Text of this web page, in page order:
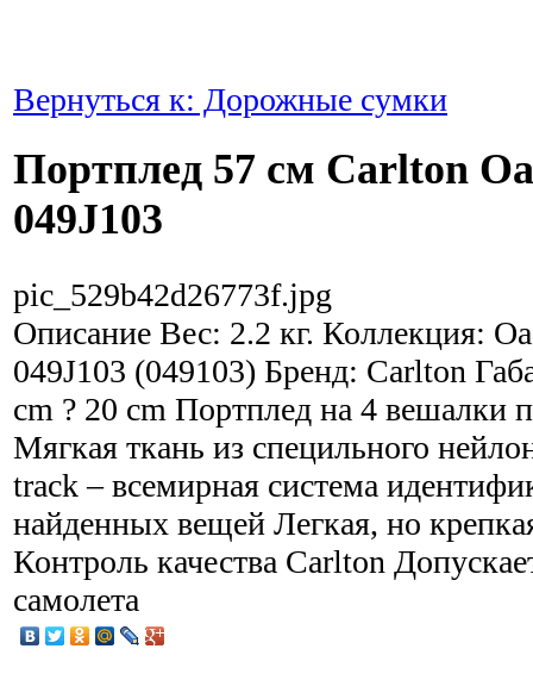
Вернуться к: Дорожные сумки
Портплед 57 см Carlton
049J103
pic_529b42d26773f.jpg
Описание Вес: 2.2 кг. Коллекция:
049J103 (049103) Бренд: Carlton
cm ? 20 cm Портплед на 4 вешалки
Мягкая ткань из специльного
track – всемирная система
найденных вещей Легкая, но
Контроль качества Carlton
самолета